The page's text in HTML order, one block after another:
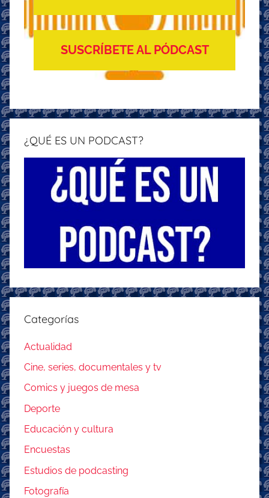
SUSCRÍBETE AL PÓDCAST
¿QUÉ ES UN PODCAST?
Categorías
Actualidad
Cine, series, documentales y tv
Comics y juegos de mesa
Deporte
Educación y cultura
Encuestas
Estudios de podcasting
Fotografía